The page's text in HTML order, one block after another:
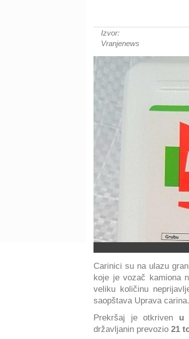
Izvor:
Vranjenews
Carinici su na ulazu
koje je vozač kamiona
veliku količinu
saopštava Uprava carina.
Prekršaj je otkriven u
državljanin prevozio 21